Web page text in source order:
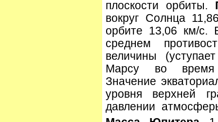
плоскости орбиты.
вокруг Солнца
орбите 13,06 км/с.
среднем
величины
Марсу во время
Значение
уровня верхней
давлении